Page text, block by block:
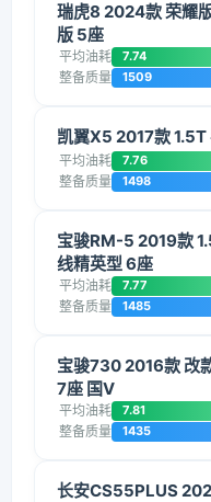
瑞虎8 2024款 荣耀
版 5座
平均油耗 7.74
整备质量 1509
凯翼X5 2017款 1.5T
平均油耗 7.76
整备质量 1498
宝骏RM-5 2019款
线精英型 6座
平均油耗 7.77
整备质量 1485
宝骏730 2016款 改
7座 国V
平均油耗 7.81
整备质量 1435
长安CS55PLUS